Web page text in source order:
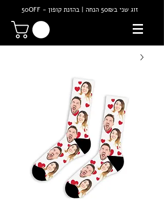
זוג שני ב50₪ הנחה | בהזנת קופון - 50OFF